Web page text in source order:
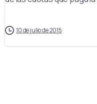
10 de julio de 2015